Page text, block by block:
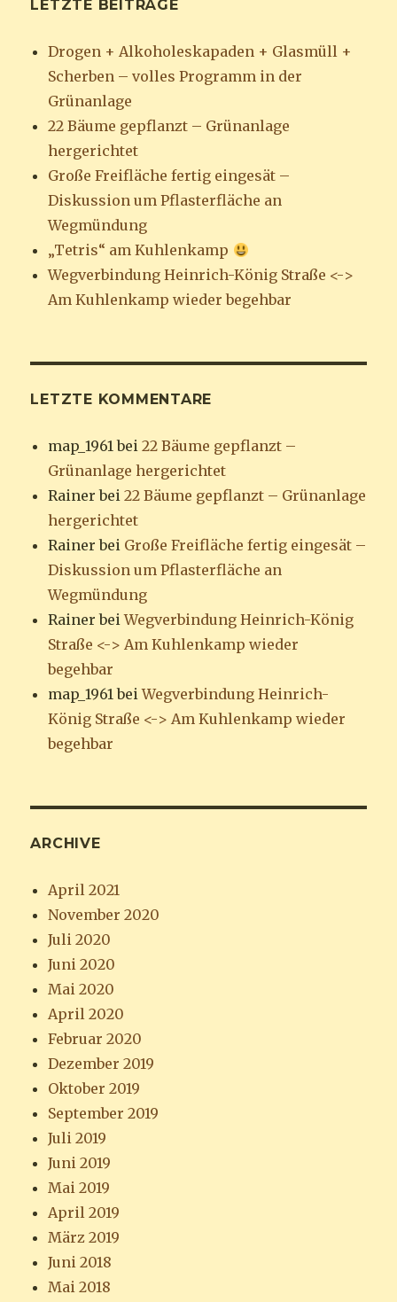
LETZTE BEITRÄGE
Drogen + Alkoholeskapaden + Glasmüll +
Scherben – volles Programm in der
Grünanlage
22 Bäume gepflanzt – Grünanlage
hergerichtet
Große Freifläche fertig eingesät –
Diskussion um Pflasterfläche an
Wegmündung
„Tetris“ am Kuhlenkamp
Wegverbindung Heinrich-König Straße <->
Am Kuhlenkamp wieder begehbar
LETZTE KOMMENTARE
map_1961bei22 Bäume gepflanzt –
Grünanlage hergerichtet
Rainer bei22 Bäume gepflanzt – Grünanlage
hergerichtet
Rainer bei Große Freifläche fertig eingesät –
Diskussion um Pflasterfläche an
Wegmündung
Rainer beiWegverbindung Heinrich-König
Straße <-> Am Kuhlenkamp wieder
begehbar
map_1961beiWegverbindung Heinrich-
König Straße <-> Am Kuhlenkamp wieder
begehbar
ARCHIVE
April 2021
November 2020
Juli 2020
Juni 2020
Mai 2020
April 2020
Februar 2020
Dezember 2019
Oktober 2019
September 2019
Juli 2019
Juni 2019
Mai 2019
April 2019
März 2019
Juni 2018
Mai 2018